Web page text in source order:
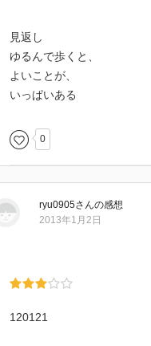
見返し
ゆるんで歩くと、
よいことが、
いっぱいある
0
ryu0905さんの感想
2013年1月2日
120121